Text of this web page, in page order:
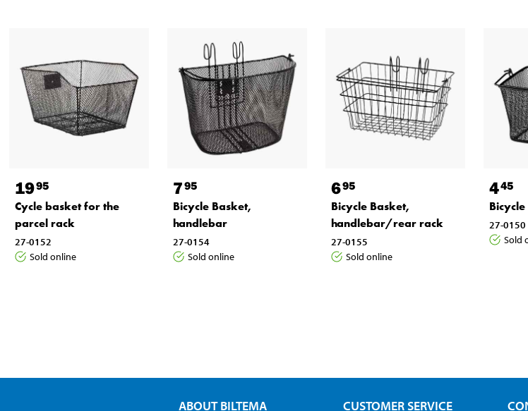
1995
Cycle basket for the
parcel rack
27-0152
Sold online
795
Bicycle Basket,
handlebar
27-0154
Sold online
695
Bicycle Basket,
handlebar/rear rack
27-0155
Sold online
445
27-0150
Sold
ABOUT BILTEMA CUSTOMER SERVICE